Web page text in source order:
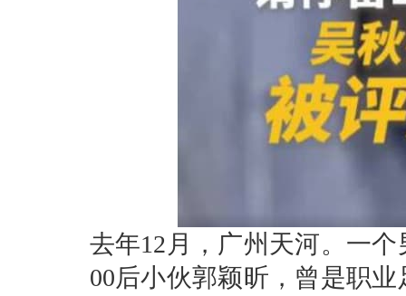
去年12月，广州天河。一
00后小伙郭颖昕，曾是职